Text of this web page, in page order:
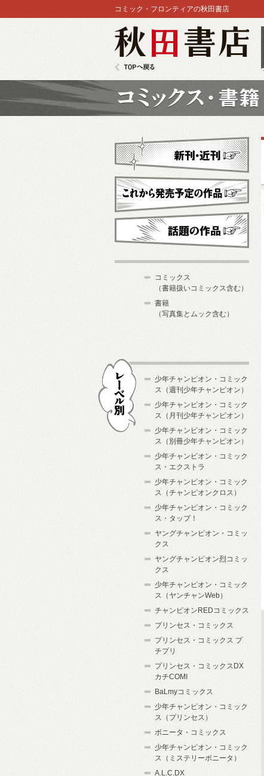
コミック・フロンティアの秋田書店
新刊・近刊
これから発売予定
コミックス
（書籍扱いコミックス含む）
書籍
（写真集とムック含む）
少年チャンピオン・コミック
ス（週刊少年チャンピオン）
少年チャンピオン・コミック
ス（月刊少年チャンピオン）
少年チャンピオン・コミック
ス（別冊少年チャンピオン）
少年チャンピオン・コミック
ス・エクストラ
少年チャンピオン・コミック
ス（チャンピオンクロス）
少年チャンピオン・コミック
ス・タップ！
ヤングチャンピオン・コミッ
クス
ヤングチャンピオン烈コミッ
クス
少年チャンピオン・コミック
ス（ヤンチャンWeb）
チャンピオンREDコミックス
プリンセス・コミックス
プリンセス・コミックス プ
チプリ
プリンセス・コミックスDX
カチCOMI
BaLmyコミックス
少年チャンピオン・コミック
ス（プリンセス）
ボニータ・コミックス
少年チャンピオン・コミック
ス（ミステリーボニータ）
A.L.C.DX